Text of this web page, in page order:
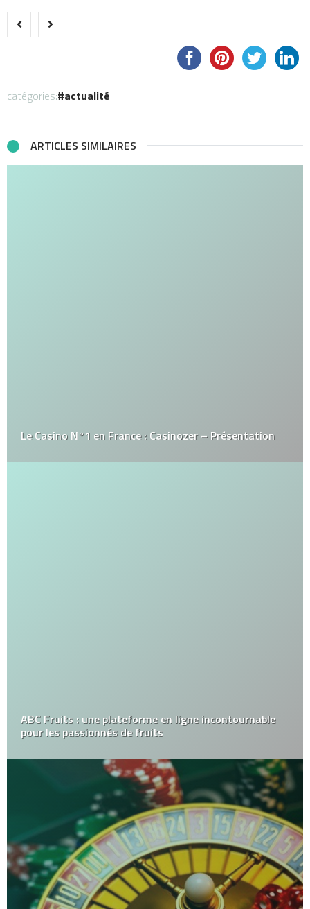
catégories: actualité
ARTICLES SIMILAIRES
Le Casino N°1 en France : Casinozer – Présentation
ABC Fruits : une plateforme en ligne incontournable
pour les passionnés de fruits